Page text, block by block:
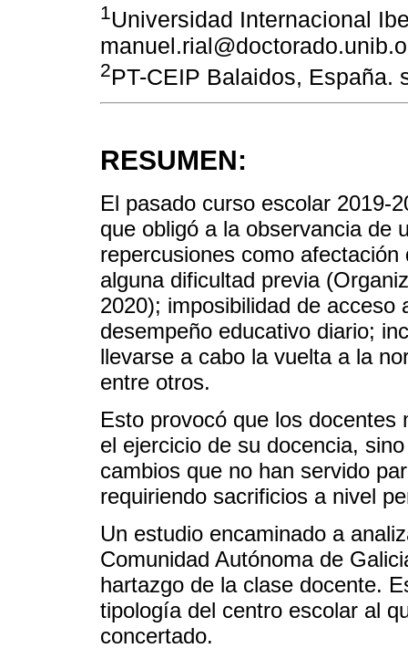
1 Universidad Internacional
2PT-CEIP Balaidos, España.
RESUMEN:
El pasado curso escolar 2019-
que obligó a la observancia de
repercusiones como
alguna dificultad previa
2020); imposibilidad de acceso
desempeño educativo diario;
llevarse a cabo la vuelta a la
entre otros.
Esto provocó que los
el ejercicio de su docencia,
cambios que no han servido
requiriendo sacrificios a nivel
Un estudio encaminado a
Comunidad Autónoma de
hartazgo de la clase docente.
tipología del centro escolar al
concertado.